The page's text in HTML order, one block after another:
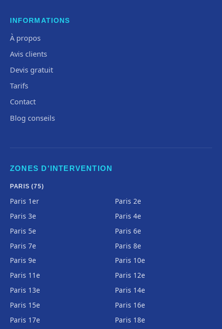
INFORMATIONS
À propos
Avis clients
Devis gratuit
Tarifs
Contact
Blog conseils
ZONES D'INTERVENTION
PARIS (75)
Paris 1er
Paris 2e
Paris 3e
Paris 4e
Paris 5e
Paris 6e
Paris 7e
Paris 8e
Paris 9e
Paris 10e
Paris 11e
Paris 12e
Paris 13e
Paris 14e
Paris 15e
Paris 16e
Paris 17e
Paris 18e